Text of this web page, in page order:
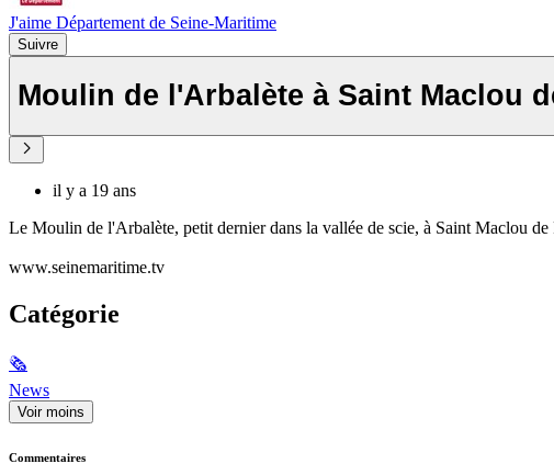
J'aime Département de Seine-Maritime
Suivre
Moulin de l'Arbalète à Saint Maclou
il y a 19 ans
Le Moulin de l'Arbalète, petit dernier dans la vallée de scie, à Saint Maclou
www.seinemaritime.tv
Catégorie
🗞
News
Voir moins
Commentaires